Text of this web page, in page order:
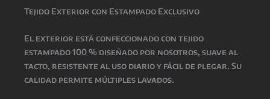
Tejido Exterior con Estampado Exclusivo
El exterior está confeccionado con tejido
estampado 100 % diseñado por nosotros, suave al
tacto, resistente al uso diario y fácil de plegar. Su
calidad permite múltiples lavados.